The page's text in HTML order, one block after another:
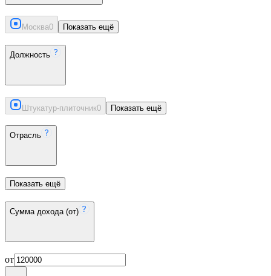
Москва0 Показать ещё
Должность
Штукатур-плиточник0 Показать ещё
Отрасль
Показать ещё
Сумма дохода (от)
от